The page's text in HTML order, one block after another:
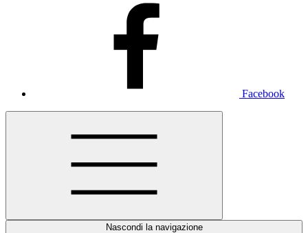
Facebook
Nascondi la navigazione